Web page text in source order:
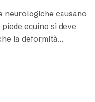
neurologiche causano
equino si deve
la deformità
e una
una persona